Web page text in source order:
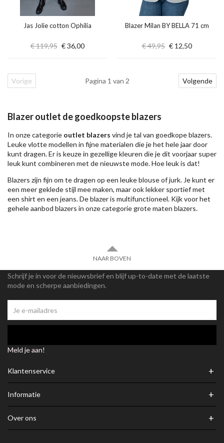
Jas Jolie cotton Ophilia
€ 119,95 € 36,00
Blazer Milan BY BELLA 71 cm
€ 49,95 € 12,50
Vorige Pagina 1 van 2 Volgende
Blazer outlet de goedkoopste blazers
In onze categorie outlet blazers vind je tal van goedkope blazers.
Leuke vlotte modellen in fijne materialen die je het hele jaar door
kunt dragen. Er is keuze in gezellige kleuren die je dit voorjaar super
leuk kunt combineren met de nieuwste mode. Hoe leuk is dat!
Blazers zijn fijn om te dragen op een leuke blouse of jurk. Je kunt er
een meer geklede stijl mee maken, maar ook lekker sportief met
een shirt en een jeans. De blazer is multifunctioneel. Kijk voor het
gehele aanbod blazers in onze categoriegrote maten blazers.
NAAR BOVEN
Schrijf je in voor de nieuwsbrief en blijf up-to-date met de laatste
mode en scherpe aanbiedingen.
Meld je aan!
Klantenservice +
Informatie +
Over ons +